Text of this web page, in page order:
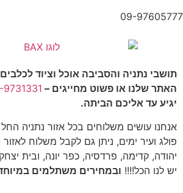
09-97605777
תושבי נתניה והסביבה אוכל וציוד
האתר שלנו או פשוט מחייגים – 9731331
יגיע עד אליכם הביתה.
אנחנו עושים משלוחים בכל אזור נתניה
פולג ועיר ימים, ניתן גם לקבל משלוח
יהודה, קדימה, פרדסיה, כפר יונה, ובית
יש לנו הכל!!!! ובמחירים משתלמים